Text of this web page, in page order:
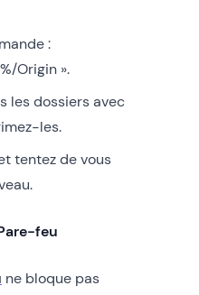
:
Origin ».
les dossiers avec
les.
tentez de vous
feu
ne bloque pas